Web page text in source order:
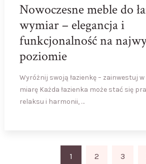
Nowoczesne meble do
wymiar – elegancja i
funkcjonalność na
poziomie
Wyróżnij swoją łazienkę – zainwestuj
miarę Każda łazienka może stać się
relaksu i harmonii, …
Stronicowanie1 2 3